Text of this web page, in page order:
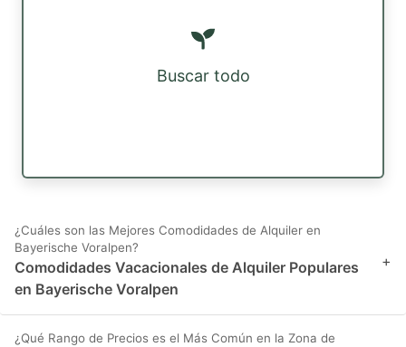
Buscar todo
¿Cuáles son las Mejores Comodidades de Alquiler en
Bayerische Voralpen?
Comodidades Vacacionales de Alquiler Populares
en Bayerische Voralpen
+
¿Qué Rango de Precios es el Más Común en la Zona de